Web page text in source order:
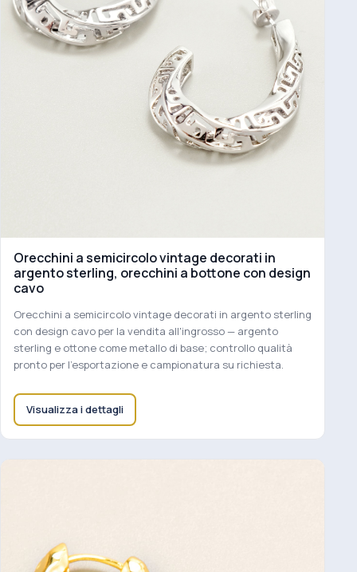
Orecchini a semicircolo vintage decorati in
argento sterling, orecchini a bottone con design
cavo
Orecchini a semicircolo vintage decorati in argento sterling
con design cavo per la vendita all'ingrosso — argento
sterling e ottone come metallo di base; controllo qualità
pronto per l'esportazione e campionatura su richiesta.
Visualizza i dettagli